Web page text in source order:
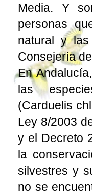
Media. Y
personas
natural y
Consejería
En
las
(Carduelis
Ley 8/2003
y el Decreto
la
silvestres y
no se